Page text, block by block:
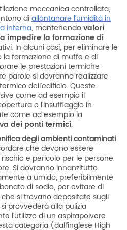
meccanica controllata,
diallontanare l’umidità in
interna, mantenendovalori
impedire la formazione di
In alcuni casi, per eliminare le
formazione di muffe e di
le prestazioni termiche
parole si dovranno realizzare
dell’edificio. Queste
come ad esempio il
o l’insufflaggio in
come ad esempio la
dei ponti termici.
degli ambienti contaminati
che devono essere
e pericolo per le persone
Si dovranno innanzitutto
a umido, preferibilmente
di sodio, per evitare di
si trovano depositate sugli
provvederà alla pulizia
l’utilizzo di un aspirapolvere
categoria (dall’inglese High